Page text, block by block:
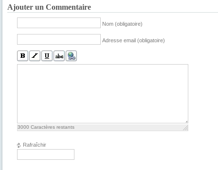
Ajouter un Commentaire
Nom (obligatoire)
Adresse email (obligatoire)
3000 Caractères restants
Rafraîchir